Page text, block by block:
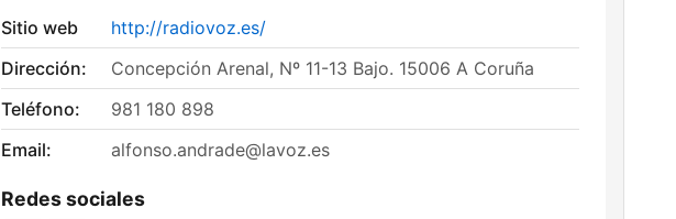
Sitio web
http://radiovoz.es/
Dirección:
Concepción Arenal, Nº 11-13 Bajo. 15006 A Coruña
Teléfono:
981 180 898
Email:
alfonso.andrade@lavoz.es
Redes sociales